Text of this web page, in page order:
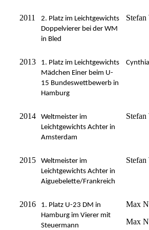
2011
2. Platz im Leichtgewichts
Doppelvierer bei der WM
in Bled
Stefan
2013
1. Platz im Leichtgewichts
Mädchen Einer beim U-
15 Bundeswettbewerb in
Hamburg
2014
Weltmeister im
Leichtgewichts Achter in
Amsterdam
Stefan
2015
Weltmeister im
Leichtgewichts Achter in
Aiguebelette/Frankreich
Stefan
2016
1. Platz U-23 DM in
Hamburg im Vierer mit
Steuermann
Max
Max